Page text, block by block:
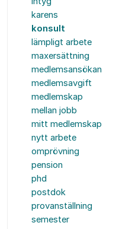
karens
konsult
lämpligt arbete
maxersättning
medlemsansökan
medlemsavgift
medlemskap
mellan jobb
mitt medlemskap
nytt arbete
omprövning
pension
phd
postdok
provanställning
semester